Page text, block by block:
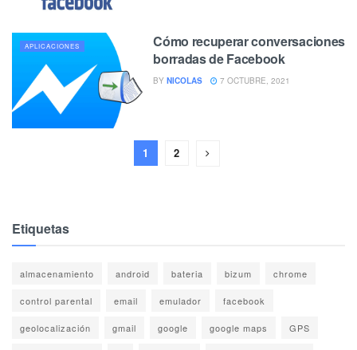
APLICACIONES
Cómo recuperar conversaciones
borradas de Facebook
BY NICOLAS 7 OCTUBRE, 2021
1 2
Etiquetas
almacenamiento android bateria bizum chrome
control parental email emulador facebook
geolocalización gmail google google maps GPS